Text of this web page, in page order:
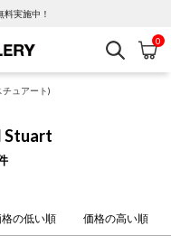
料実施中！
Cuffs Gallery
検索 カ
0
ュアート)
Stuart
の低い順 価格の高い順